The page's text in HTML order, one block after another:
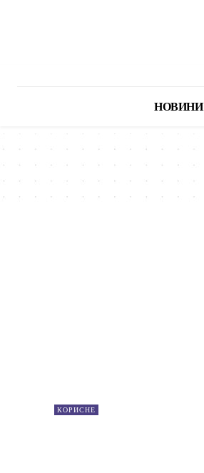
НОВИНИ
КОРИСНЕ